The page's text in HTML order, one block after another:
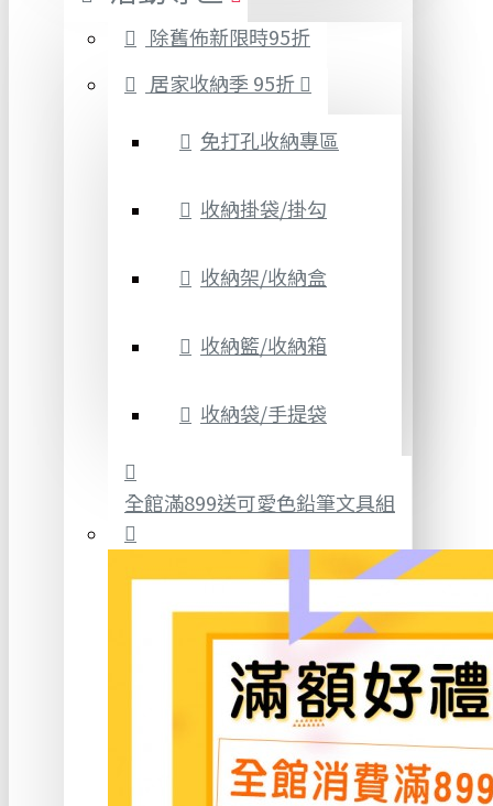
除舊佈新限時95折
居家收納季 95折
免打孔收納專區
收納掛袋/掛勾
收納架/收納盒
收納籃/收納箱
收納袋/手提袋
全館滿899送可愛色鉛筆文具組